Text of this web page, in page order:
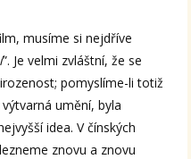
musíme si nejdříve
”. Je velmi zvláštní, že se
pomyslíme-li totiž
umění, byla
idea. V čínských
znovu a znovu